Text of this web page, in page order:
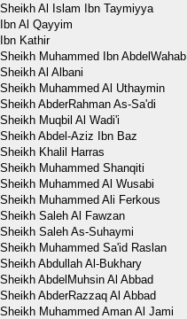
Sheikh Al Islam Ibn Taymiyya
Ibn Al Qayyim
Ibn Kathir
Sheikh Muhammed Ibn AbdelWahab
Sheikh Al Albani
Sheikh Muhammed Al Uthaymin
Sheikh AbderRahman As-Sa'di
Sheikh Muqbil Al Wadi'i
Sheikh Abdel-Aziz Ibn Baz
Sheikh Khalil Harras
Sheikh Muhammed Shanqiti
Sheikh Muhammed Al Wusabi
Sheikh Muhammed Ali Ferkous
Sheikh Saleh Al Fawzan
Sheikh Saleh As-Suhaymi
Sheikh Muhammed Sa'id Raslan
Sheikh Abdullah Al-Bukhary
Sheikh AbdelMuhsin Al Abbad
Sheikh AbderRazzaq Al Abbad
Sheikh Muhammed Aman Al Jami